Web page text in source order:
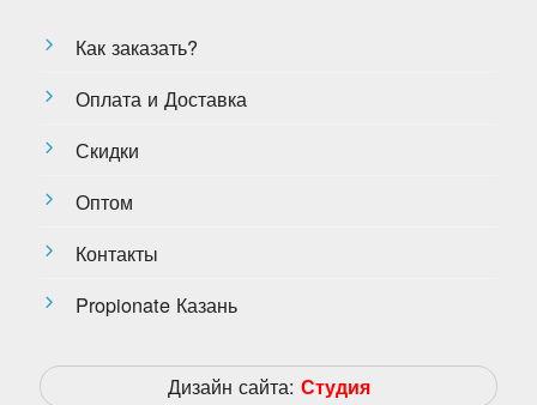
Как заказать?
Оплата и Доставка
Скидки
Оптом
Контакты
Propionate Казань
Дизайн сайта: Студия